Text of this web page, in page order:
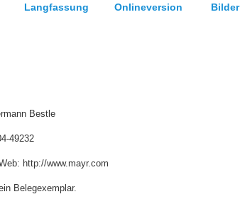
Langfassung Onlineversion Bilder
Bestle
Fax: 08341/804-49232
Web: http://www.mayr.com
Belegexemplar.